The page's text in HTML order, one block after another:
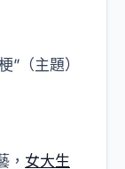
”（主題）
， 女大生